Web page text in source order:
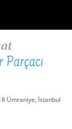
Ümraniye, İstanbul